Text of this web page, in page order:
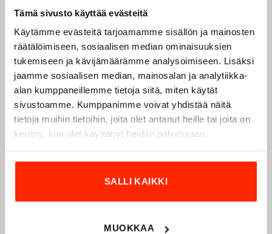
Tämä sivusto käyttää evästeitä
Käytämme evästeitä tarjoamamme sisällön ja mainosten
räätälöimiseen, sosiaalisen median ominaisuuksien
tukemiseen ja kävijämäärämme analysoimiseen. Lisäksi
jaamme sosiaalisen median, mainosalan ja analytiikka-
alan kumppaneillemme tietoja siitä, miten käytät
sivustoamme. Kumppanimme voivat yhdistää näitä
tietoja muihin tietoihin, joita olet antanut heille tai joita on
kerätty, kun olet käyttänyt heidän palvelujaan.
SALLI KAIKKI
MUOKKAA
Origopro – Suomalainen laatumerkki vuodesta
1975
Origoproon suomalainen turvallisuus- ja
ulkoiluvaatetukseen erikoistunut yritys, joka on toiminut
vuodesta 1975.Origoprovalmistaa laadukkaita vaatteita,
:n tuotteet on suunniteltu yhteistyössä käyttäjien
ja erikoisammattilaisten kanssa, joiden kokemus inspiroi